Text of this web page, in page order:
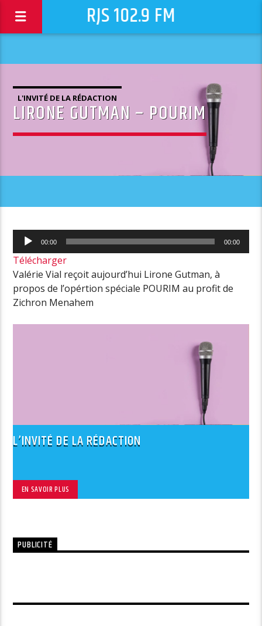
RJS 102.9 FM
L'INVITÉ DE LA RÉDACTION
LIRONE GUTMAN – POURIM
Lecteur
audio
00:00 00:00
Télécharger
Valérie Vial reçoit aujourd’hui Lirone Gutman, à
propos de l’opértion spéciale POURIM au profit de
Zichron Menahem
L’INVITÉ DE LA RÉDACTION
EN SAVOIR PLUS
PUBLICITÉ